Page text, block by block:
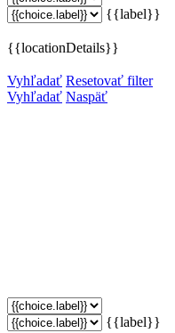
{{label}}
{{locationDetails}}
Vyhľadať Resetovať filter
Vyhľadať Naspäť
{{label}}